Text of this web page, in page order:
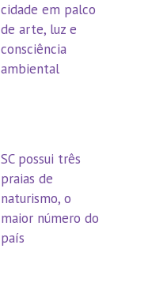
cidade em palco
de arte, luz e
consciência
ambiental
SC possui três
praias de
naturismo, o
maior número do
país